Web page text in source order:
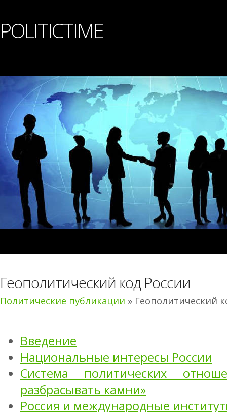
POLITICTIME
Геополитический код России
Политические публикации » Геополитический
Введение
Национальные интересы России
Система политических
разбрасывать камни»
Россия и международные